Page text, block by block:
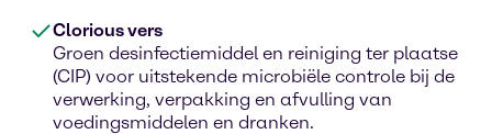
Clorious vers
Groen desinfectiemiddel en reiniging ter plaatse
(CIP) voor uitstekende microbiële controle bij de
verwerking, verpakking en afvulling van
voedingsmiddelen en dranken.